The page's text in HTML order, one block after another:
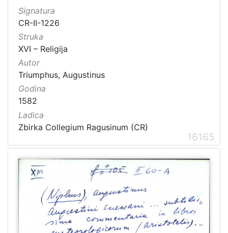
Signatura
CR-II-1226
Struka
XVI – Religija
Autor
Triumphus, Augustinus
Godina
1582
Ladica
Zbirka Collegium Ragusinum (CR)
16165